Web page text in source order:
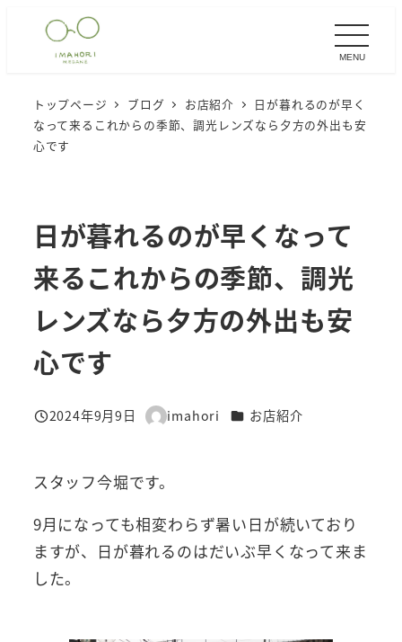
MENU
トップページ ブログ お店紹介
日が暮れるのが早く
なって来るこれからの季節、調光レンズなら夕方の外出も安
心です
日が暮れるのが早くなって
来るこれからの季節、調光
レンズなら夕方の外出も安
心です
投稿日
2024年9月9日
著
imahori カテゴリー
お店紹介
スタッフ今堀です。
9月になっても相変わらず暑い日が続いており
ますが、日が暮れるのはだいぶ早くなって来ま
した。